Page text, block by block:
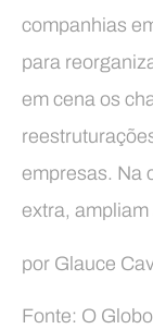
companhias
para
em cena os
empresas. Na
extra,
por Glauce
Fonte: O Globo